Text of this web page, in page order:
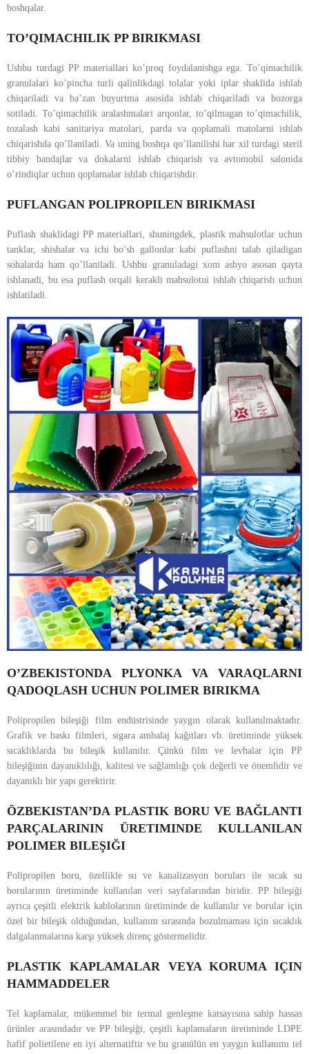
boshqalar.
TO’QIMACHILIK PP BIRIKMASI
Ushbu turdagi PP materiallari ko’proq foydalanishga ega. To’qimachilik
granulalari ko’pincha turli qalinlikdagi tolalar yoki iplar shaklida ishlab
chiqariladi va ba’zan buyurtma asosida ishlab chiqariladi va bozorga
sotiladi. To’qimachilik aralashmalari arqonlar, to’qilmagan to’qimachilik,
tozalash kabi sanitariya matolari, parda va qoplamali matolarni ishlab
chiqarishda qo’llaniladi. Va uning boshqa qo’llanilishi har xil turdagi steril
tibbiy bandajlar va dokalarni ishlab chiqarish va avtomobil salonida
o’rindiqlar uchun qoplamalar ishlab chiqarishdir.
PUFLANGAN POLIPROPILEN BIRIKMASI
Puflash shaklidagi PP materiallari, shuningdek, plastik mahsulotlar uchun
tanklar, shishalar va ichi bo’sh gallonlar kabi puflashni talab qiladigan
sohalarda ham qo’llaniladi. Ushbu granuladagi xom ashyo asosan qayta
ishlanadi, bu esa puflash orqali kerakli mahsulotni ishlab chiqarish uchun
ishlatiladi.
O’ZBEKISTONDA PLYONKA VA VARAQLARNI
QADOQLASH UCHUN POLIMER BIRIKMA
Polipropilen bileşiği film endüstrisinde yaygın olarak kullanılmaktadır.
Grafik ve baskı filmleri, sigara ambalaj kağıtları vb. üretiminde yüksek
sıcaklıklarda bu bileşik kullanılır. Çünkü film ve levhalar için PP
bileşiğinin dayanıklılığı, kalitesi ve sağlamlığı çok değerli ve önemlidir ve
dayanıklı bir yapı gerektirir.
ÖZBEKISTAN’DA PLASTIK BORU VE BAĞLANTI
PARÇALARININ ÜRETIMINDE KULLANILAN
POLIMER BILEŞIĞI
Polipropilen boru, özellikle su ve kanalizasyon boruları ile sıcak su
borularının üretiminde kullanılan veri sayfalarından biridir. PP bileşiği
ayrıca çeşitli elektrik kablolarının üretiminde de kullanılır ve borular için
özel bir bileşik olduğundan, kullanım sırasında bozulmaması için sıcaklık
dalgalanmalarına karşı yüksek direnç göstermelidir.
PLASTIK KAPLAMALAR VEYA KORUMA IÇIN
HAMMADDELER
Tel kaplamalar, mükemmel bir termal genleşme katsayısına sahip hassas
ürünler arasındadır ve PP bileşiği, çeşitli kaplamaların üretiminde LDPE
hafif polietilene en iyi alternatiftir ve bu granülün en yaygın kullanımı tel